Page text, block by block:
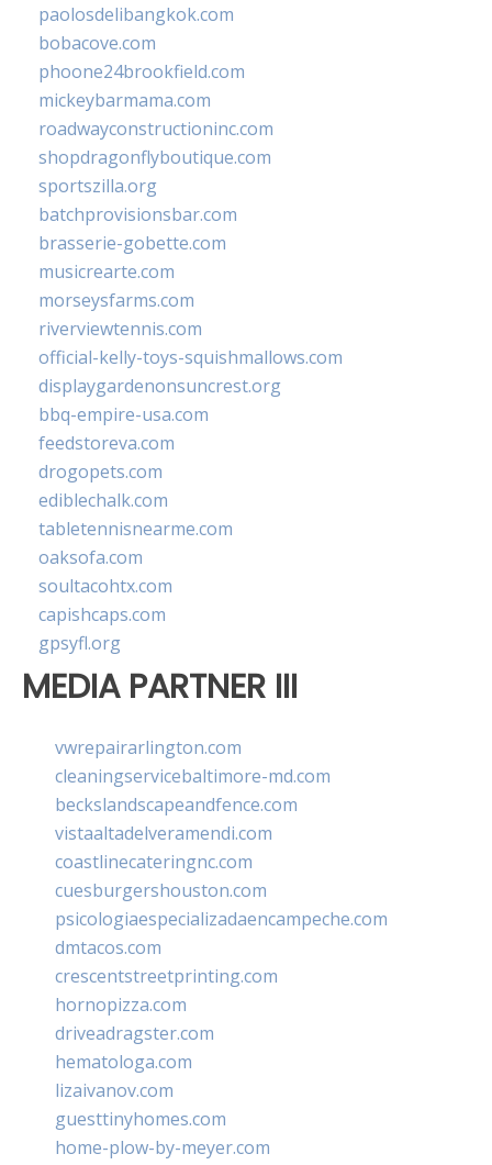
paolosdelibangkok.com
bobacove.com
phoone24brookfield.com
mickeybarmama.com
roadwayconstructioninc.com
shopdragonflyboutique.com
sportszilla.org
batchprovisionsbar.com
brasserie-gobette.com
musicrearte.com
morseysfarms.com
riverviewtennis.com
official-kelly-toys-squishmallows.com
displaygardenonsuncrest.org
bbq-empire-usa.com
feedstoreva.com
drogopets.com
ediblechalk.com
tabletennisnearme.com
oaksofa.com
soultacohtx.com
capishcaps.com
gpsyfl.org
MEDIA PARTNER III
vwrepairarlington.com
cleaningservicebaltimore-md.com
beckslandscapeandfence.com
vistaaltadelveramendi.com
coastlinecateringnc.com
cuesburgershouston.com
psicologiaespecializadaencampeche.com
dmtacos.com
crescentstreetprinting.com
hornopizza.com
driveadragster.com
hematologa.com
lizaivanov.com
guesttinyhomes.com
home-plow-by-meyer.com